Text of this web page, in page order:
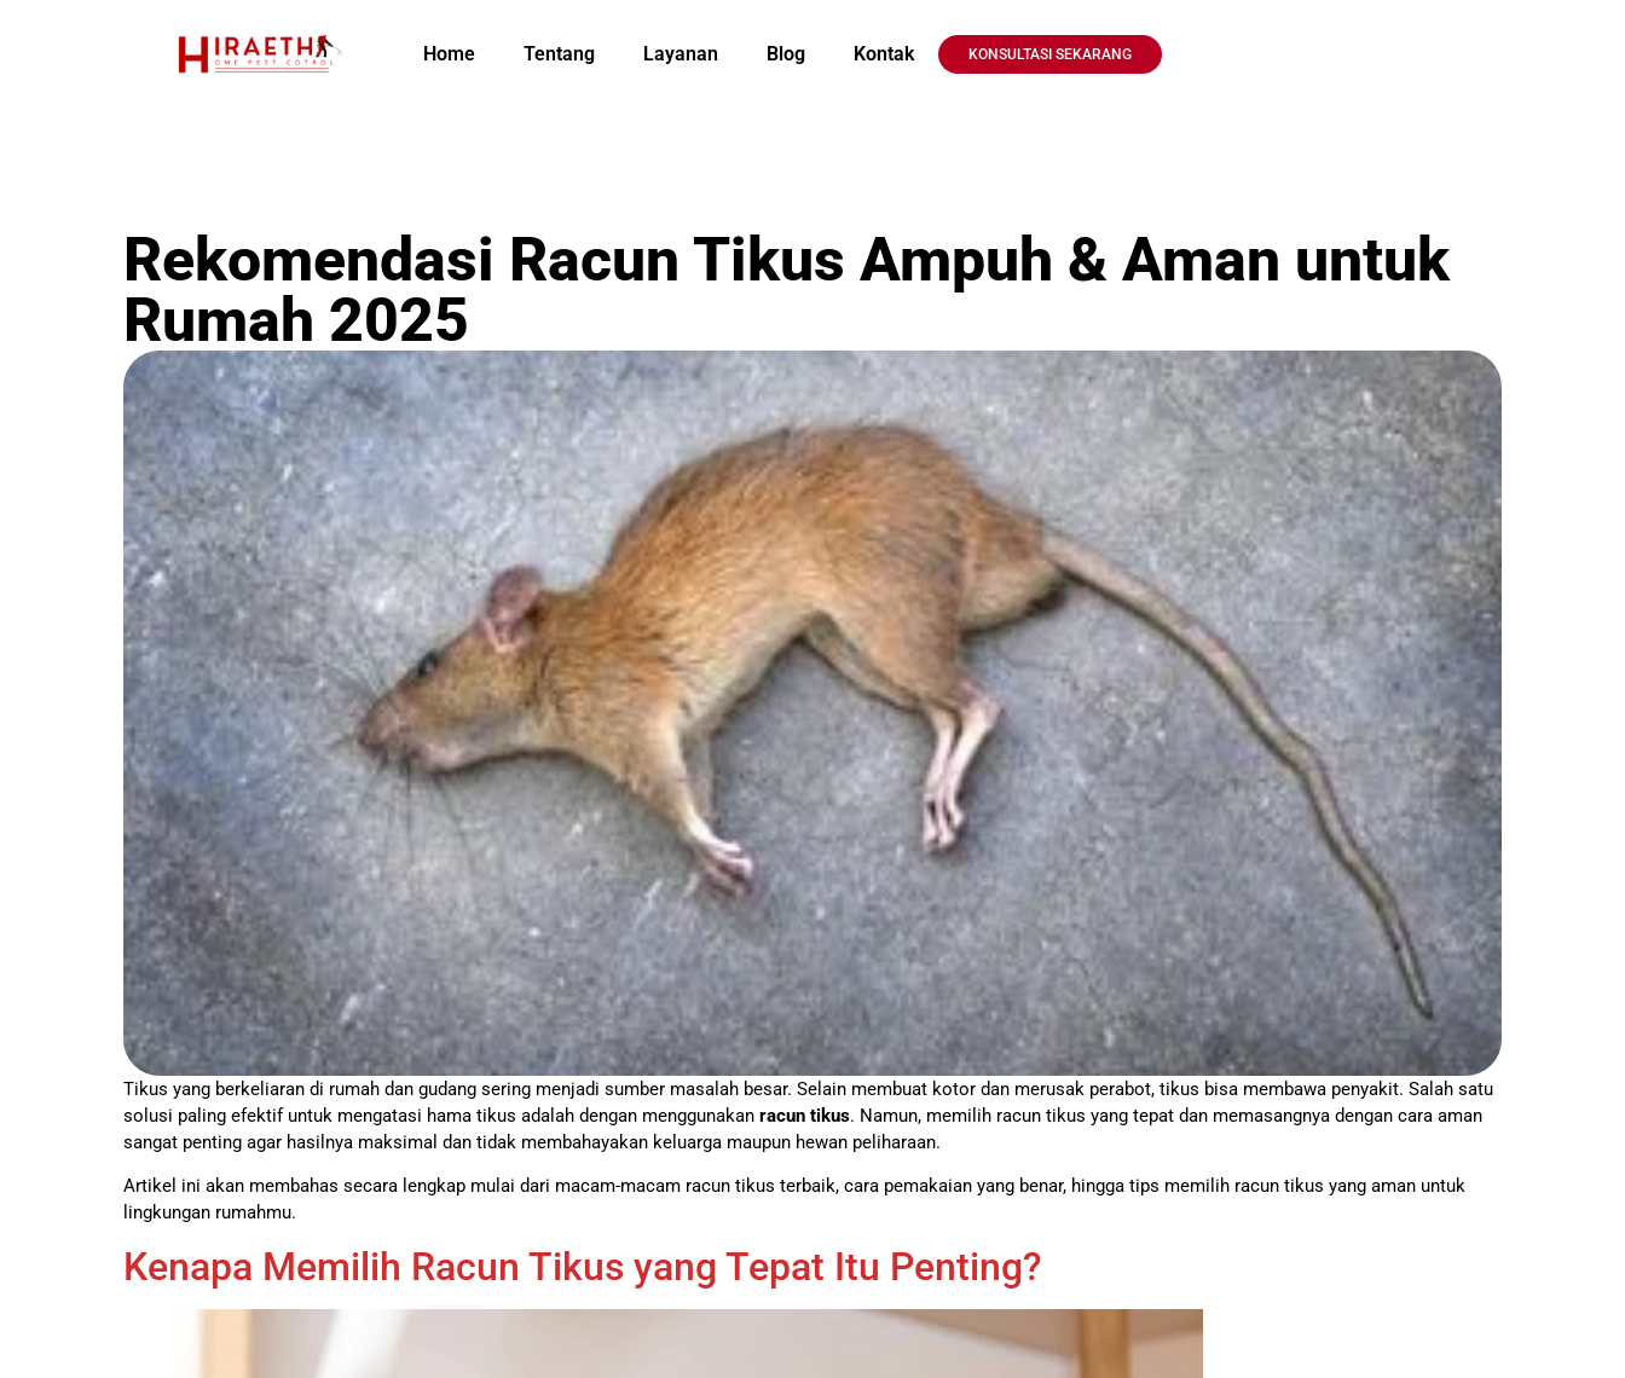
Home Tentang Layanan Blog Kontak KONSULTASI SEKARANG
Rekomendasi Racun Tikus Ampuh & Aman untuk
Rumah 2025
Tikus yang berkeliaran di rumah dan gudang sering menjadi sumber masalah besar. Selain membuat kotor dan merusak perabot, tikus bisa membawa penyakit. Salah satu
solusi paling efektif untuk mengatasi hama tikus adalah dengan menggunakan racun tikus. Namun, memilih racun tikus yang tepat dan memasangnya dengan cara aman
sangat penting agar hasilnya maksimal dan tidak membahayakan keluarga maupun hewan peliharaan.
Artikel ini akan membahas secara lengkap mulai dari macam-macam racun tikus terbaik, cara pemakaian yang benar, hingga tips memilih racun tikus yang aman untuk
lingkungan rumahmu.
Kenapa Memilih Racun Tikus yang Tepat Itu Penting?